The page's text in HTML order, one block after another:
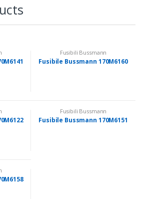
Fusibili Bussmann
Fusibile Bussmann 170M6160
Fusibili Bussmann
Fusibile Bussmann 170M6151